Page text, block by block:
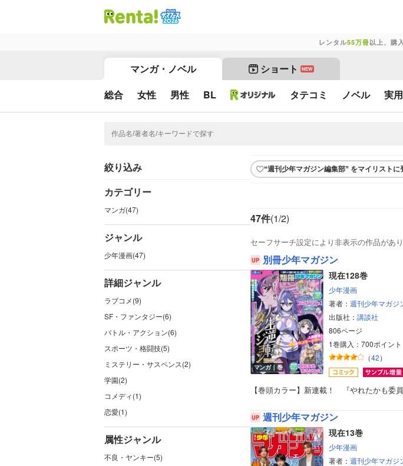
レンタル55万冊以上、購入
マンガ・ノベル ショート NEW
総合 女性 男性 BL タテコミ ノベル 実
絞り込み
カテゴリー
マンガ(47)
ジャンル
少年漫画(47)
詳細ジャンル
ラブコメ(9)
SF・ファンタジー(6)
バトル・アクション(6)
スポーツ・格闘技(5)
ミステリー・サスペンス(2)
学園(2)
コメディ(1)
恋愛(1)
属性ジャンル
不良・ヤンキー(5)
“週刊少年マガジン編集部” をマイリストに
47件(1/2)
セーフサーチ設定により非表示の作品があ
別冊少年マガジン
マンガ｜巻
現在128巻
少年漫画
著者： 週刊少年マガジ
出版社： 講談社
806ページ
1巻購入：700ポイント
（42）
【巻頭カラー】新連載！ 『やれたかも
週刊少年マガジン
現在13巻
少年漫画
著者： 週刊少年マガジ